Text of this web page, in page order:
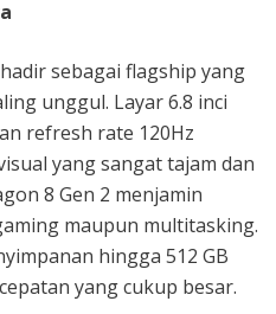
sebagai flagship yang
unggul. Layar 6.8 inci
refresh rate 120Hz
yang sangat tajam dan
8 Gen 2 menjamin
maupun multitasking.
hingga 512 GB
yang cukup besar.